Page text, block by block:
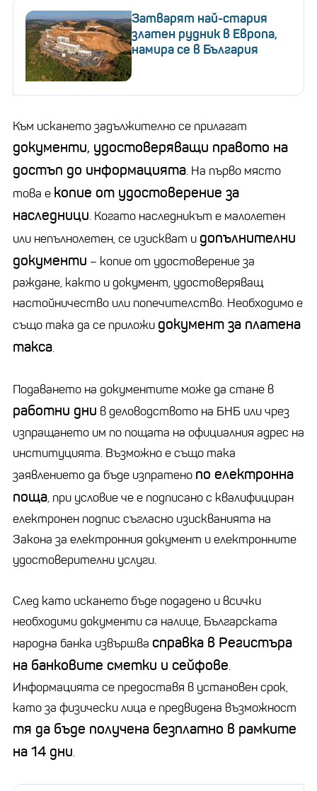
Затварят най-стария
златен рудник в Европа,
намира се в България
Към искането задължително се прилагат
документи, удостоверяващи правото на
достъп до информацията. На първо място
това е копие от удостоверение за
наследници. Когато наследникът е малолетен
или непълнолетен, се изискват и допълнителни
документи – копие от удостоверение за
раждане, както и документ, удостоверяващ
настойничество или попечителство. Необходимо е
също така да се приложи документ за платена
такса.
Подаването на документите може да стане в
работни дни в деловодството на БНБ или чрез
изпращането им по пощата на официалния адрес на
институцията. Възможно е също така
заявлението да бъде изпратено по електронна
поща, при условие че е подписано с квалифициран
електронен подпис съгласно изискванията на
Закона за електронния документ и електронните
удостоверителни услуги.
След като искането бъде подадено и всички
необходими документи са налице, Българската
народна банка извършва справка в Регистъра
на банковите сметки и сейфове.
Информацията се предоставя в установен срок,
като за физически лица е предвидена възможност
тя да бъде получена безплатно в рамките
на 14 дни.